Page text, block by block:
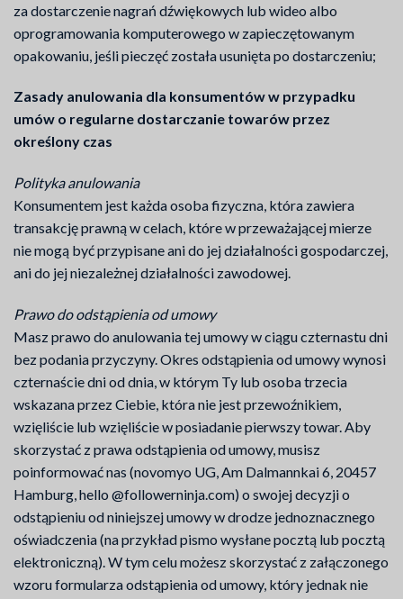
za dostarczenie nagrań dźwiękowych lub wideo albo
oprogramowania komputerowego w zapieczętowanym
opakowaniu, jeśli pieczęć została usunięta po dostarczeniu;
Zasady anulowania dla konsumentów w przypadku
umów o regularne dostarczanie towarów przez
określony czas
Polityka anulowania
Konsumentem jest każda osoba fizyczna, która zawiera
transakcję prawną w celach, które w przeważającej mierze
nie mogą być przypisane ani do jej działalności gospodarczej,
ani do jej niezależnej działalności zawodowej.
Prawo do odstąpienia od umowy
Masz prawo do anulowania tej umowy w ciągu czternastu dni
bez podania przyczyny. Okres odstąpienia od umowy wynosi
czternaście dni od dnia, w którym Ty lub osoba trzecia
wskazana przez Ciebie, która nie jest przewoźnikiem,
wzięliście lub wzięliście w posiadanie pierwszy towar. Aby
skorzystać z prawa odstąpienia od umowy, musisz
poinformować nas (novomyo UG, Am Dalmannkai 6, 20457
Hamburg, hello @followerninja.com) o swojej decyzji o
odstąpieniu od niniejszej umowy w drodze jednoznacznego
oświadczenia (na przykład pismo wysłane pocztą lub pocztą
elektroniczną). W tym celu możesz skorzystać z załączonego
wzoru formularza odstąpienia od umowy, który jednak nie